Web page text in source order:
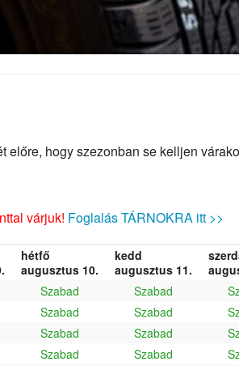
előre, hogy szezonban se kelljen
várjuk! Foglalás TÁRNOKRA itt >>
hétfő
augusztus 10.
kedd
augusztus 11.
Szabad Szabad
Szabad Szabad
Szabad Szabad
Szabad Szabad